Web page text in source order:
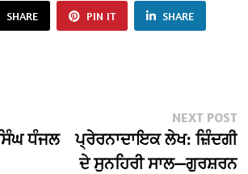
SHARE PIN IT SHARE
ਧੰਜਲ
NEXT POST
ਪ੍ਰੇਰਨਾਦਾਇਕ ਲੇਖ: ਜ਼ਿੰਦਗੀ
ਦੇ ਸੁਨਹਿਰੀ ਸਾਲ—ਗੁਰਸ਼ਰਨ